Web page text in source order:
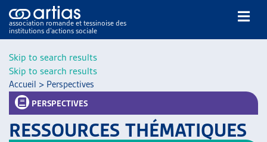
Skip to search results
Skip to search results
association romande et tessinoise des
institutions d’actions sociale
Accueil > Perspectives
PERSPECTIVES
RESSOURCES THÉMATIQUES